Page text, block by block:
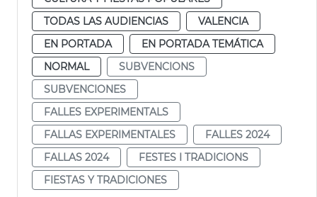
TODAS LAS AUDIENCIAS
VALENCIA
EN PORTADA
EN PORTADA TEMÁTICA
NORMAL
SUBVENCIONS
SUBVENCIONES
FALLES EXPERIMENTALS
FALLAS EXPERIMENTALES
FALLES 2024
FALLAS 2024
FESTES I TRADICIONS
FIESTAS Y TRADICIONES